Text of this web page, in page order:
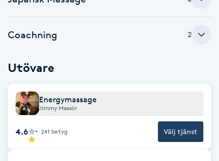
Bröllopsuppsättning
Celluliter
Coachning 2
Utövare
Energymassage
Jimmy Massör
4.6 241 betyg Välj tjänst